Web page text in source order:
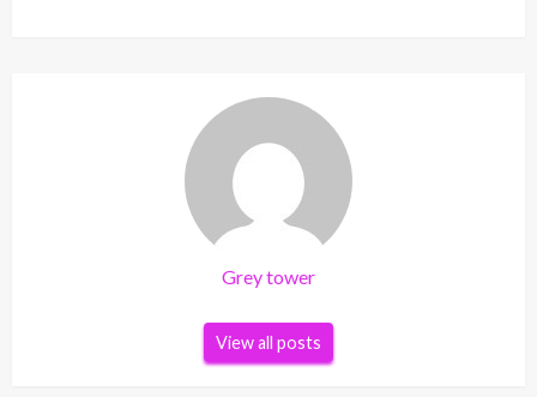
Grey tower
View all posts